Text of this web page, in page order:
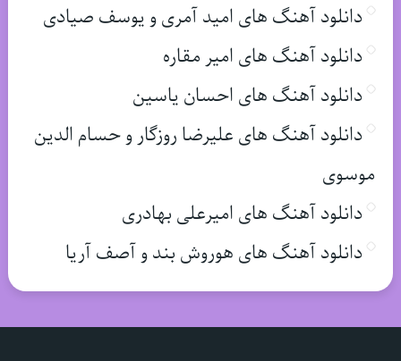
دانلود آهنگ های امید آمری و یوسف صیادی
دانلود آهنگ های امیر مقاره
دانلود آهنگ های احسان یاسین
دانلود آهنگ های علیرضا روزگار و حسام الدین
موسوی
دانلود آهنگ های امیرعلی بهادری
دانلود آهنگ های هوروش بند و آصف آریا